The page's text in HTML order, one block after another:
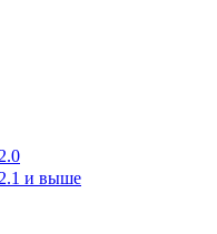
и выше